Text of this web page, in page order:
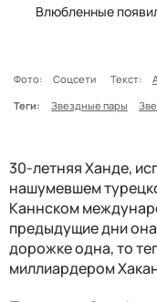
Влюбленные
Фото: Соцсети Текст:
Теги:
Звездные пары
30-летняя Ханде,
нашумевшем
Каннском
предыдущие дни
дорожке одна, то
миллиардером